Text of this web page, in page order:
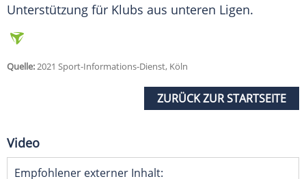
Unterstützung für Klubs aus unteren Ligen.
Quelle:2021 Sport-Informations-Dienst, Köln
ZURÜCK ZUR STARTSEITE
Video
Empfohlener externer Inhalt: